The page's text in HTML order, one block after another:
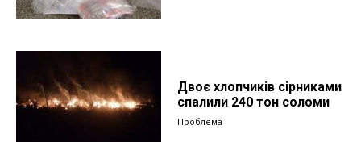
Двоє хлопчиків сірниками
спалили 240 тон соломи
Проблема